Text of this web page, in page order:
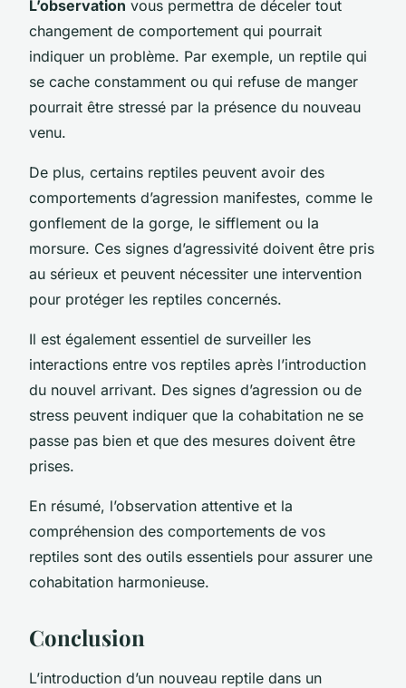
L’observation vous permettra de déceler tout
changement de comportement qui pourrait
indiquer un problème. Par exemple, un reptile qui
se cache constamment ou qui refuse de manger
pourrait être stressé par la présence du nouveau
venu.
De plus, certains reptiles peuvent avoir des
comportements d’agression manifestes, comme le
gonflement de la gorge, le sifflement ou la
morsure. Ces signes d’agressivité doivent être pris
au sérieux et peuvent nécessiter une intervention
pour protéger les reptiles concernés.
Il est également essentiel de surveiller les
interactions entre vos reptiles après l’introduction
du nouvel arrivant. Des signes d’agression ou de
stress peuvent indiquer que la cohabitation ne se
passe pas bien et que des mesures doivent être
prises.
En résumé, l’observation attentive et la
compréhension des comportements de vos
reptiles sont des outils essentiels pour assurer une
cohabitation harmonieuse.
Conclusion
L’introduction d’un nouveau reptile dans un